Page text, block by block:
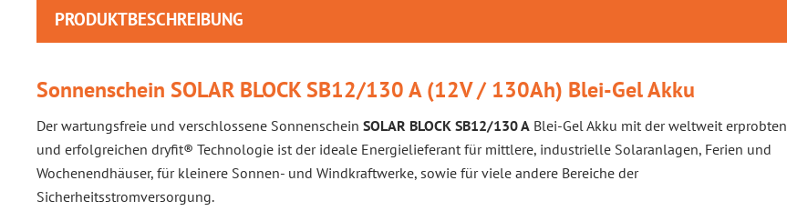
PRODUKTBESCHREIBUNG
Sonnenschein SOLAR BLOCK SB12/130 A (12V / 130Ah) Blei-Gel Akku
Der wartungsfreie und verschlossene Sonnenschein SOLAR BLOCK SB12/130 A Blei-Gel Akku mit der weltweit erprobten
und erfolgreichen dryfit® Technologie ist der ideale Energielieferant für mittlere, industrielle Solaranlagen, Ferien und
Wochenendhäuser, für kleinere Sonnen- und Windkraftwerke, sowie für viele andere Bereiche der
Sicherheitsstromversorgung.